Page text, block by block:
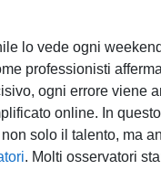
lo vede ogni
professionisti
ogni errore viene
online. In
solo il talento, ma
. Molti osservatori